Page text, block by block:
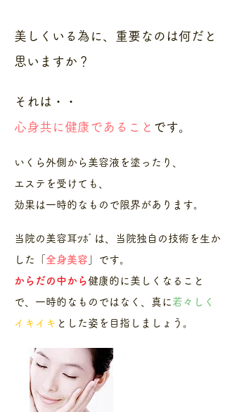
美しくいる為に、重要なのは何だと
思いますか？
それは・・
心身共に健康であること です。
いくら外側から美容液を塗ったり、
エステを受けても、
効果は一時的なもので限界があります。
当院の美容耳ﾂﾎﾞ は、当院独自の技術を生か
した「 全身美容 」です。
からだの中から健康的に美しくなること
で、 一時的なものではなく、真に 若々しく
イキイキ とした姿を目指しましょう。